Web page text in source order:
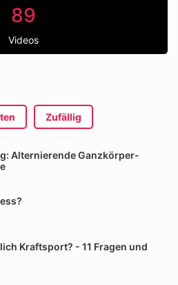
89
Videos
Zufällig
Alternierende Ganzkörper-
Kraftsport? - 11 Fragen und